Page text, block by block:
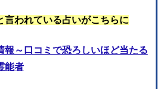
言われている占いがこちらに
報～口コミで恐ろしいほど当たる
能者